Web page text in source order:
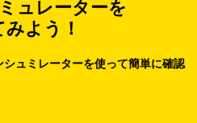
ュレーターを
よう！
ュミレーターを使って簡単に確認